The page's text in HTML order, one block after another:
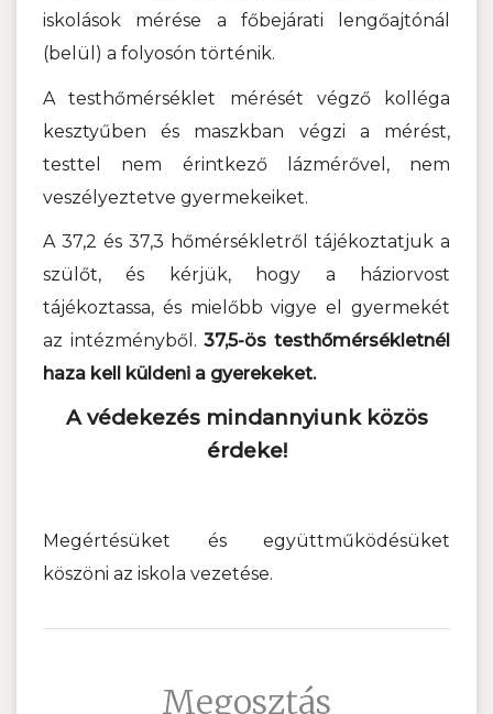
iskolások mérése a főbejárati lengőajtónál
(belül) a folyosón történik.
A testhőmérséklet mérését végző kolléga
kesztyűben és maszkban végzi a mérést,
testtel nem érintkező lázmérővel, nem
veszélyeztetve gyermekeiket.
A 37,2 és 37,3 hőmérsékletről tájékoztatjuk a
szülőt, és kérjük, hogy a háziorvost
tájékoztassa, és mielőbb vigye el gyermekét
az intézményből.37,5-ös testhőmérsékletnél
haza kell küldeni a gyerekeket.
A védekezés mindannyiunk közös
érdeke!
Megértésüket és együttműködésüket
köszöni az iskola vezetése.
Megosztás